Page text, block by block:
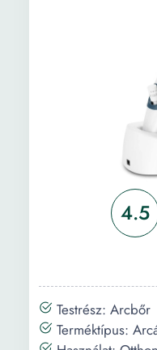
4.5
Testrész: Arcbőr
Terméktípus: